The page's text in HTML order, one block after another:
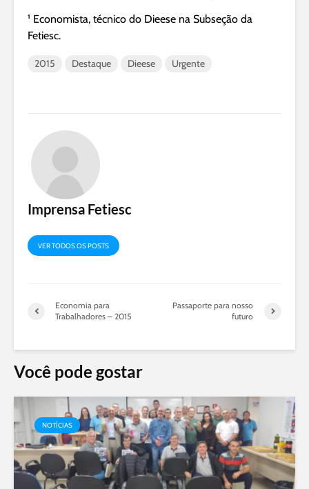
¹ Economista, técnico do Dieese na Subseção da
Fetiesc.
2015 Destaque Dieese Urgente
Imprensa Fetiesc
VER TODOS OS POSTS
Economia para
Trabalhadores – 2015
Passaporte para nosso
futuro
Você pode gostar
NOTÍCIAS